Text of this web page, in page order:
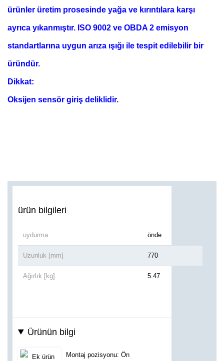
ürünler üretim prosesinde yağa ve kırıntılara karşı
ayrıca yıkanmıştır. ISO 9002 ve OBDA 2 emisyon
standartlarına uygun arıza ışığı ile tespit edilebilir bir
üründür.
Dikkat:
Oksijen sensör giriş deliklidir.
ürün bilgileri
uydurma önde
Uzunluk [mm] 770
Ağırlık [kg] 5.47
Ürünün bilgi
Montaj pozisyonu: Ön